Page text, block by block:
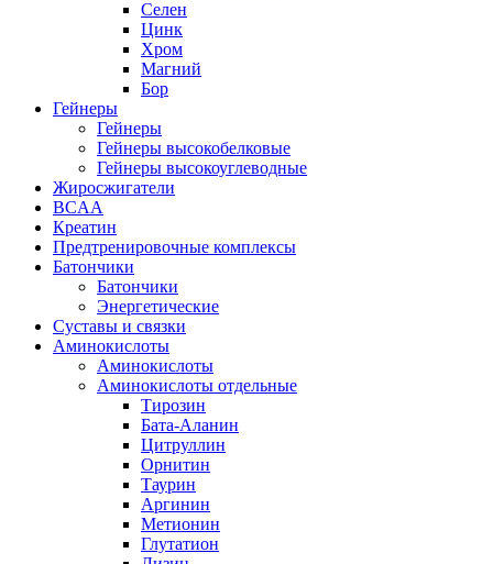
Селен
Цинк
Хром
Магний
Бор
Гейнеры
Гейнеры
Гейнеры высокобелковые
Гейнеры высокоуглеводные
Жиросжигатели
BCAA
Креатин
Предтренировочные комплексы
Батончики
Батончики
Энергетические
Суставы и связки
Аминокислоты
Аминокислоты
Аминокислоты отдельные
Тирозин
Бата-Аланин
Цитруллин
Орнитин
Таурин
Аргинин
Метионин
Глутатион